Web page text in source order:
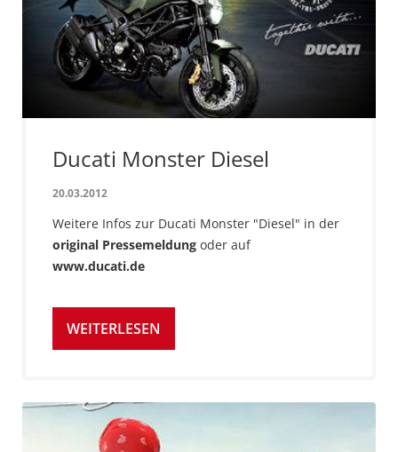
Ducati Monster Diesel
20.03.2012
Weitere Infos zur Ducati Monster "Diesel" in der
original Pressemeldung oder auf
www.ducati.de
WEITERLESEN